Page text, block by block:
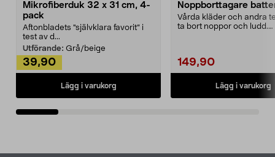
Mikrofiberduk 32 x 31 cm, 4-
pack
Aftonbladets "självklara favorit” i
test av d...
Utförande: Grå/beige
39,90
Lägg i varukorg
Noppborttagare
Vårda kläder och andra
ta bort noppor och ludd.
149,90
Lägg i varukorg